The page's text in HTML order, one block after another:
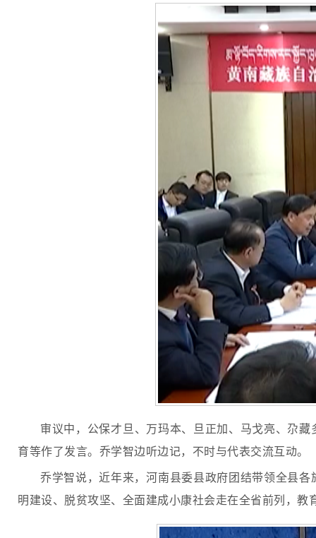
审议中，公保才旦、万玛本、旦正加、马戈亮、尕
育等作了发言。乔学智边听边记，不时与代表交流互动。
乔学智说，近年来，河南县委县政府团结带领全县
明建设、脱贫攻坚、全面建成小康社会走在全省前列，